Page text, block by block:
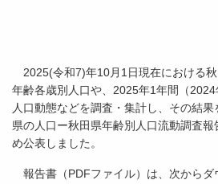
2025(令和7)年10月1日現在における
年齢各歳別人口や、2025年1年間（
人口動態などを調査・集計し、その結
県の人口ー秋田県年齢別人口流動調査報
め公表しました。
報告書（PDFファイル）は、次からダ